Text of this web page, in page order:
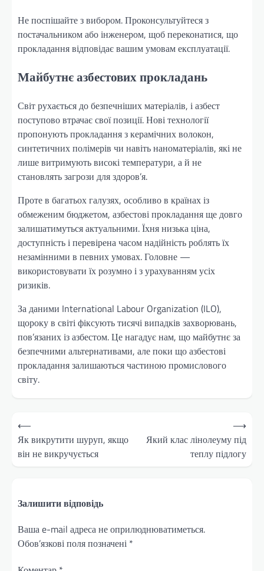
Не поспішайте з вибором. Проконсультуйтеся з
постачальником або інженером, щоб переконатися, що
прокладання відповідає вашим умовам експлуатації.
Майбутнє азбестових прокладань
Світ рухається до безпечніших матеріалів, і азбест
поступово втрачає свої позиції. Нові технології
пропонують прокладання з керамічних волокон,
синтетичних полімерів чи навіть наноматеріалів, які не
лише витримують високі температури, а й не
становлять загрози для здоров’я.
Проте в багатьох галузях, особливо в країнах із
обмеженим бюджетом, азбестові прокладання ще довго
залишатимуться актуальними. Їхня низька ціна,
доступність і перевірена часом надійність роблять їх
незамінними в певних умовах. Головне —
використовувати їх розумно і з урахуванням усіх
ризиків.
За даними International Labour Organization (ILO),
щороку в світі фіксують тисячі випадків захворювань,
пов’язаних із азбестом. Це нагадує нам, що майбутнє за
безпечними альтернативами, але поки що азбестові
прокладання залишаються частиною промислового
світу.
Навігація
записів
⟵
Як викрутити шуруп, якщо
він не викручується
Який клас лінолеуму під
теплу підлогу
⟶
Залишити відповідь
Ваша e-mail адреса не оприлюднюватиметься.
Обов’язкові поля позначені *